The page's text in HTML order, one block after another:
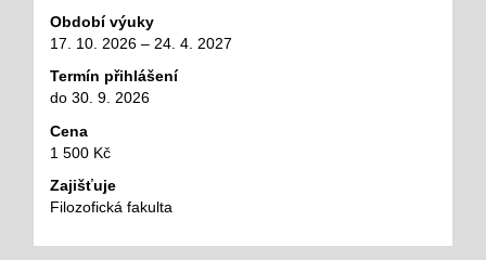
Období výuky
17. 10. 2026 – 24. 4. 2027
Termín přihlášení
do 30. 9. 2026
Cena
1 500 Kč
Zajišťuje
Filozofická fakulta